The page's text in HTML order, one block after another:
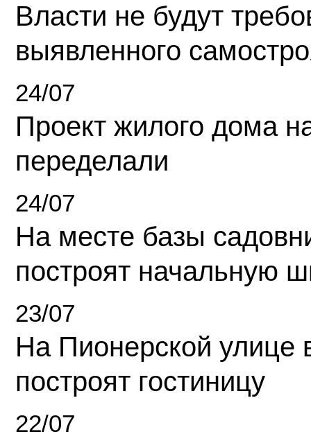
Власти не будут
выявленного
24/07
Проект жилого дома
переделали
24/07
На месте базы
построят начальную
23/07
На Пионерской улице
построят гостиницу
22/07